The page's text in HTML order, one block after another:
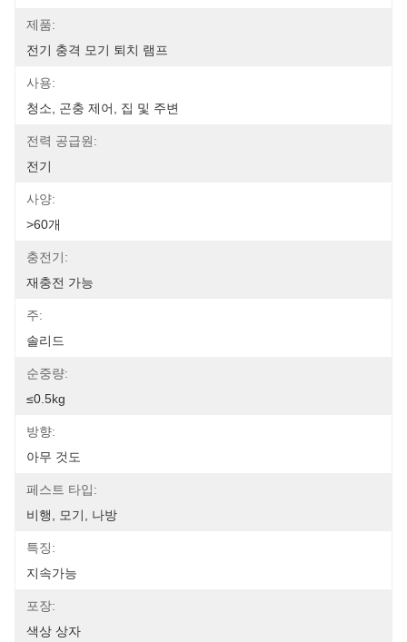
제품:
전기 충격 모기 퇴치 램프
사용:
청소, 곤충 제어, 집 및 주변
전력 공급원:
전기
사양:
>60개
충전기:
재충전 가능
주:
솔리드
순중량:
≤0.5kg
방향:
아무 것도
페스트 타입:
비행, 모기, 나방
특징:
지속가능
포장:
색상 상자